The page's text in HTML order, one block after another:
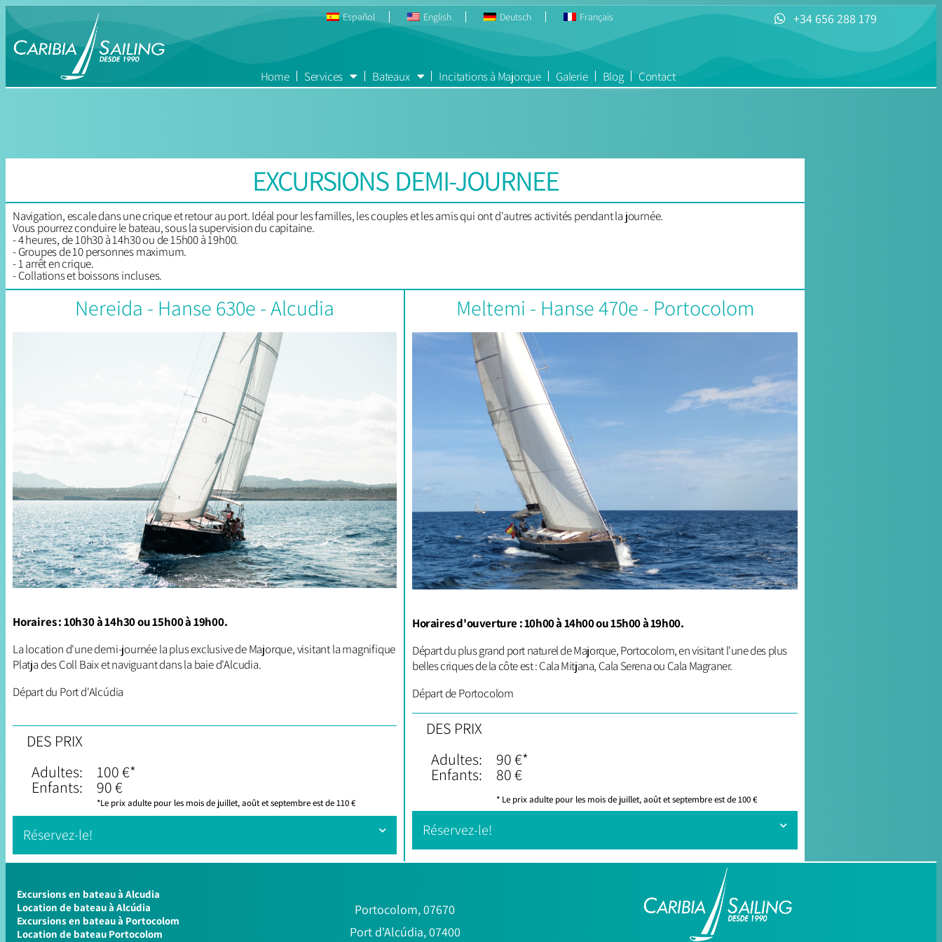
Español English Deutsch Français
Home Services Bateaux Incitations à Majorque Galerie Blog Contact
+34 656 288 179
EXCURSIONS DEMI-JOURNEE
Navigation, escale dans une crique et retour au port. Idéal pour les familles, les couples et les amis qui ont d'autres activités pendant la journée.
Vous pourrez conduire le bateau, sous la supervision du capitaine.
- 4 heures, de 10h30 à 14h30 ou de 15h00 à 19h00.
- Groupes de 10 personnes maximum.
- 1 arrêt en crique.
- Collations et boissons incluses.
Nereida - Hanse 630e - Alcudia
Horaires : 10h30 à 14h30 ou 15h00 à 19h00.
La location d'une demi-journée la plus exclusive de Majorque, visitant la magnifique
Platja des Coll Baix et naviguant dans la baie d'Alcudia.
Départ du Port d'Alcúdia
DES PRIX
Adultes:
Enfants:
100 €*
90 €
*Le prix adulte pour les mois de juillet, août et septembre est de 110 €
Réservez-le!
Meltemi - Hanse 470e - Portocolom
Horaires d'ouverture : 10h00 à 14h00 ou 15h00 à 19h00.
Départ du plus grand port naturel de Majorque, Portocolom, en visitant l'une des plus
belles criques de la côte est : Cala Mitjana, Cala Serena ou Cala Magraner.
Départ de Portocolom
DES PRIX
Adultes:
Enfants:
90 €*
80 €
* Le prix adulte pour les mois de juillet, août et septembre est de 100 €
Réservez-le!
Excursions en bateau à Alcudia
Location de bateau à Alcúdia
Excursions en bateau à Portocolom
Location de bateau Portocolom
Portocolom, 07670
Port d'Alcúdia, 07400